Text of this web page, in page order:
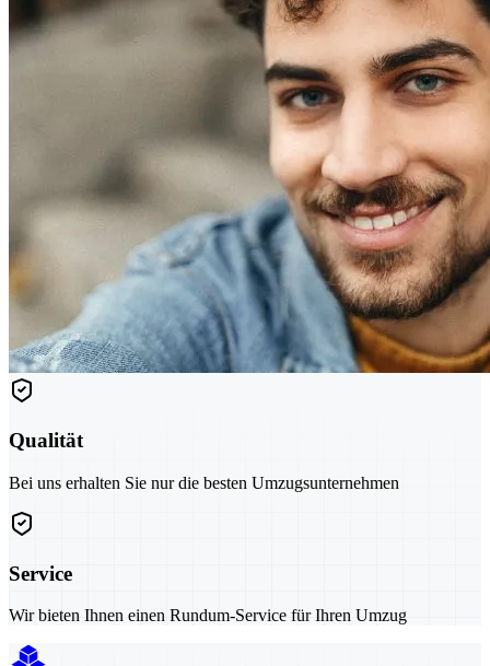
Qualität
Bei uns erhalten Sie nur die besten Umzugsunternehmen
Service
Wir bieten Ihnen einen Rundum-Service für Ihren Umzug